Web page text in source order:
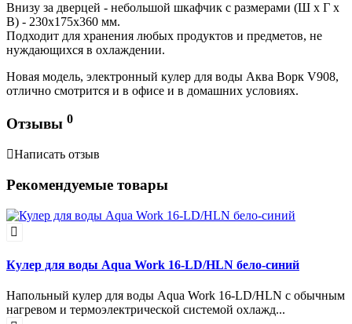
Внизу за дверцей - небольшой шкафчик с размерами (Ш х Г х
В) - 230х175х360 мм.
Подходит для хранения любых продуктов и предметов, не
нуждающихся в охлаждении.
Новая модель, электронный кулер для воды Аква Ворк V908,
отлично смотрится и в офисе и в домашних условиях.
Отзывы 0
Написать отзыв
Рекомендуемые товары
Кулер для воды Aqua Work 16-LD/HLN бело-синий
Напольный кулер для воды Aqua Work 16-LD/HLN с обычным
нагревом и термоэлектрической системой охлажд...